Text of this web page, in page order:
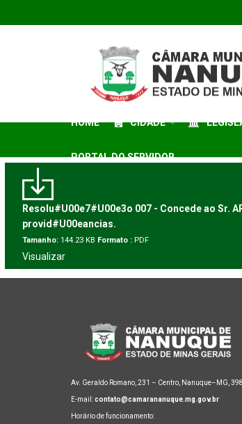
HOME CIDADE
PORTAL DO SERVIDOR
Resolu#U00e7#U00e3o 007 - Concede ao Sr.
provid#U00eancias.
Tamanho: 144.23 KB Formato : PDF
Visualizar
Av. Geraldo Romano, 231 – Centro, Nanuque–MG,
E-mail:contato@camarananuque.mg.gov.br
Horário de funcionamento: